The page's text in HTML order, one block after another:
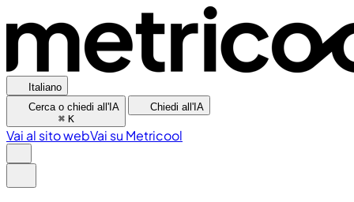
Italiano
Cerca o chiedi all'IA
⌘ K
Chiedi all'IA
Vai al sito webVai su Metricool